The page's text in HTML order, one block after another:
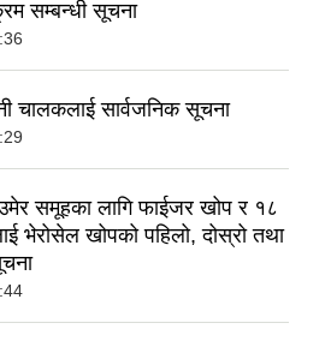
सम्बन्धी सूचना
चालकलाई सार्वजनिक सूचना
समूहका लागि फाईजर खोप र १८
भेरोसेल खोपको पहिलो, दोस्रो तथा